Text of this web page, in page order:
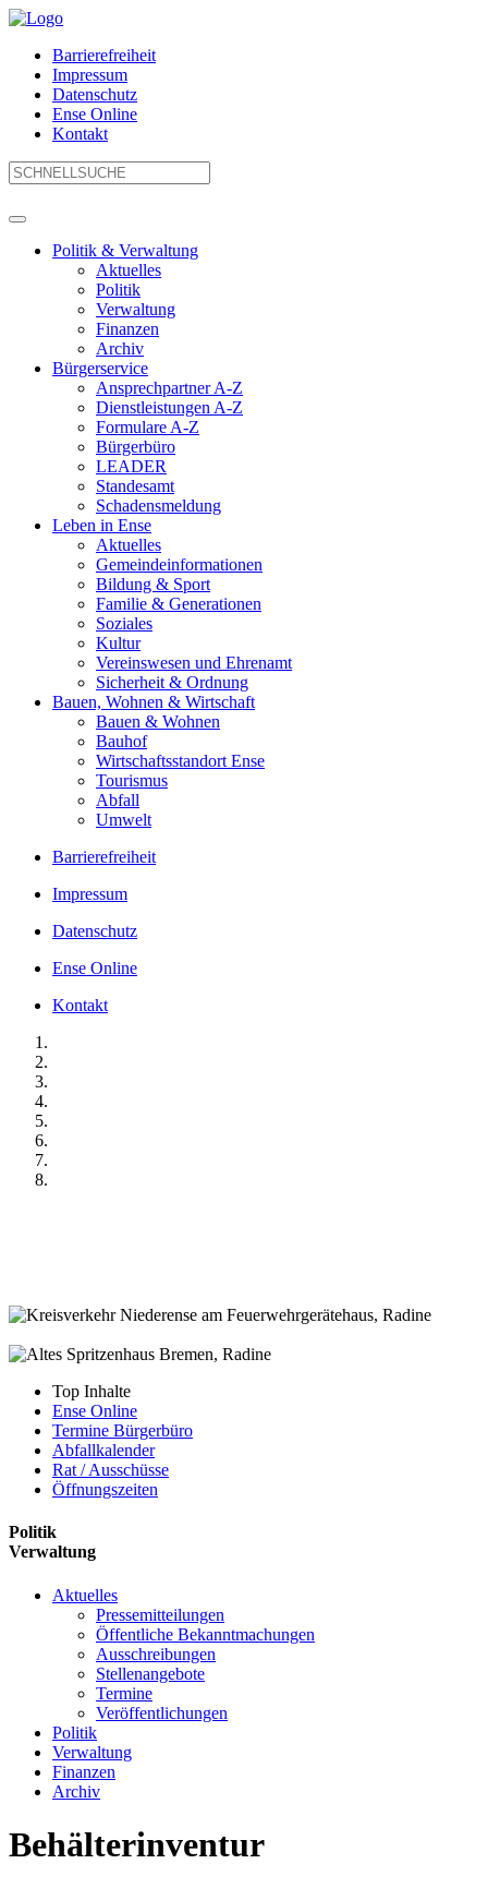
Barrierefreiheit
Impressum
Datenschutz
Ense Online
Kontakt
Politik & Verwaltung
Aktuelles
Politik
Verwaltung
Finanzen
Archiv
Bürgerservice
Ansprechpartner A-Z
Dienstleistungen A-Z
Formulare A-Z
Bürgerbüro
LEADER
Standesamt
Schadensmeldung
Leben in Ense
Aktuelles
Gemeinde­informationen
Bildung & Sport
Familie & Generationen
Soziales
Kultur
Vereinswesen und Ehrenamt
Sicherheit & Ordnung
Bauen, Wohnen & Wirtschaft
Bauen & Wohnen
Bauhof
Wirtschaftsstandort Ense
Tourismus
Abfall
Umwelt
Barrierefreiheit
Impressum
Datenschutz
Ense Online
Kontakt
Top Inhalte
Ense Online
Termine Bürgerbüro
Abfallkalender
Rat / Ausschüsse
Öffnungszeiten
Politik
Verwaltung
Aktuelles
Pressemitteilungen
Öffentliche Bekanntmachungen
Ausschreibungen
Stellenangebote
Termine
Veröffentlichungen
Politik
Verwaltung
Finanzen
Archiv
Behälterinventur